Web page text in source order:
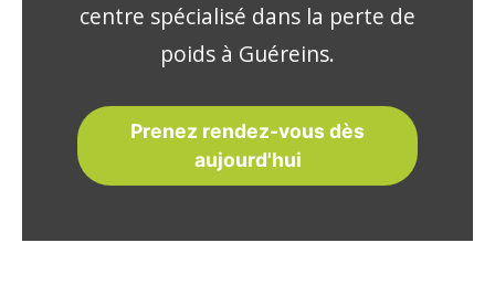
centre spécialisé dans la perte de
poids à Guéreins.
Prenez rendez-vous dès
aujourd'hui